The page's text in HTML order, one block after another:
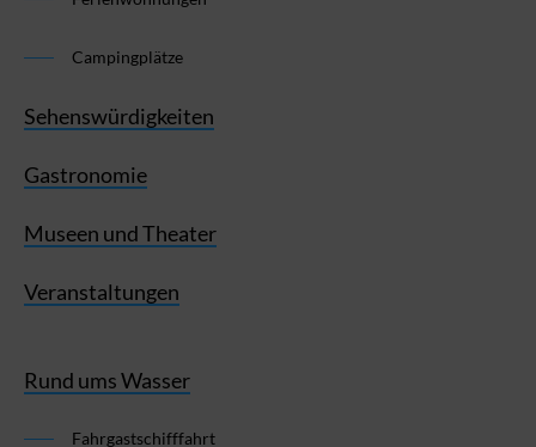
Campingplätze
Sehenswürdigkeiten
Gastronomie
Museen und Theater
Veranstaltungen
Rund ums Wasser
Fahrgastschifffahrt